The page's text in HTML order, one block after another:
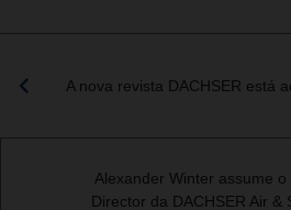
A nova revista DACHSER está
Alexander Winter assume
Director da DACHSER Air &